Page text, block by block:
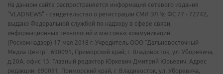
На данном сайте распространяется информация сетевого издания
"VLADNEWS" - свидетельство о регистрации СМИ ЭЛ № ФС 77 - 72742,
выдано Федеральной службой по надзору в сфере связи,
информационных технологий и массовых коммуникаций
(Роскомнадзор) 17 мая 2018 г. Учредитель ООО "Дальневосточный
Медиа Центр". 690091, Приморский край, г. Владивосток, ул. Уборевича,
д.20А, офис 13. Главный редактор Юркевич Дмитрий Юрьевич. Адрес
редакции: 690091, Приморский край, г. Владивосток, ул. Уборевича,